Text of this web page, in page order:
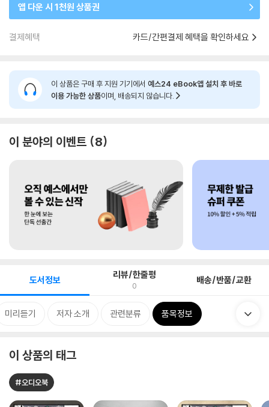
앱 다운 시 1천원 상품권
결제혜택 카드/간편결제 혜택을 확인하세요
이 상품은 구매 후 지원 기기에서 예스24 eBook앱 설치 후 바로
이용 가능한 상품이며, 배송되지 않습니다.
이 분야의 이벤트 8
도서정보 리뷰/한줄평
0 배송/반품/교환
미리듣기 저자 소개 관련분류 품목정보
이 상품의 태그
#오디오북